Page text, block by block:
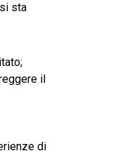
sta
il
di